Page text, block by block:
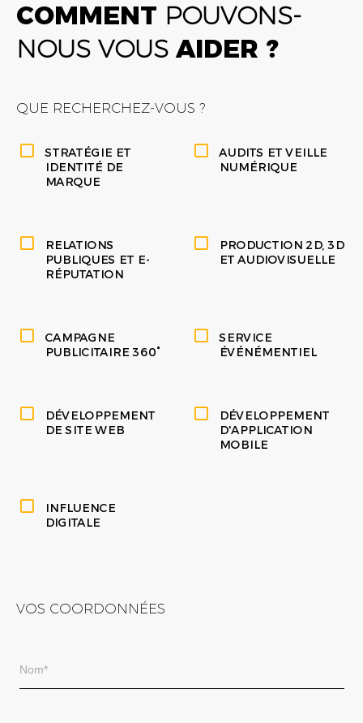
COMMENT POUVONS-
NOUS VOUS AIDER ?
QUE RECHERCHEZ-VOUS ?
STRATÉGIE ET
IDENTITÉ DE
MARQUE
AUDITS ET VEILLE
NUMÉRIQUE
RELATIONS
PUBLIQUES ET E-
RÉPUTATION
PRODUCTION 2D, 3D
ET AUDIOVISUELLE
CAMPAGNE
PUBLICITAIRE 360°
SERVICE
ÉVÉNÉMENTIEL
DÉVELOPPEMENT
DE SITE WEB
DÉVELOPPEMENT
D'APPLICATION
MOBILE
INFLUENCE
DIGITALE
VOS COORDONNÉES